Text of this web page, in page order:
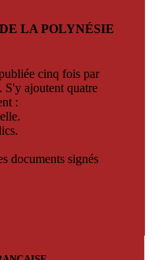
LA POLYNÉSIE
cinq fois par
S'y ajoutent quatre
:
documents signés